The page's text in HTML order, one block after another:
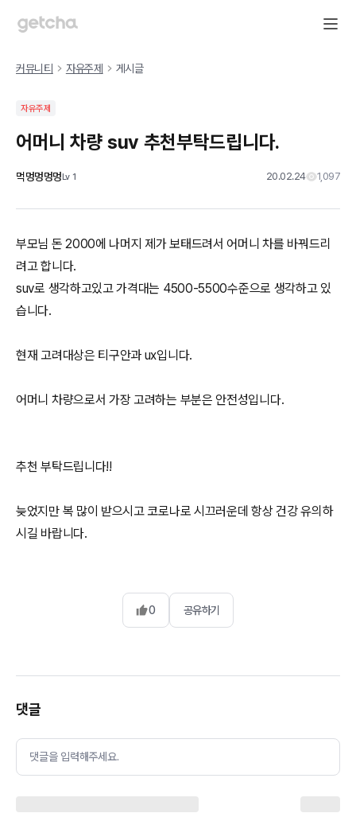
커뮤니티 자유주제 게시글
자유주제
어머니 차량 suv 추천부탁드립니다.
먹멍멍멍멍Lv 1 20.02.24 1,097
부모님 돈 2000에 나머지 제가 보태드려서 어머니 차를 바꿔드리
려고 합니다.
suv로 생각하고있고 가격대는 4500-5500수준으로 생각하고 있
습니다.
현재 고려대상은 티구안과 ux입니다.
어머니 차량으로서 가장 고려하는 부분은 안전성입니다.
추천 부탁드립니다!!
늦었지만 복 많이 받으시고 코로나로 시끄러운데 항상 건강 유의하
시길 바랍니다.
0 공유하기
댓글
댓글을 입력해주세요.